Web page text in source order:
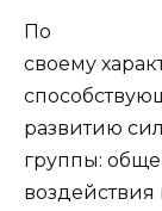
По
своему
развитию
группы: